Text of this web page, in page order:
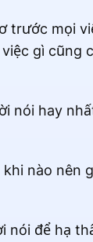
trước mọi
gì cũng
nói hay
nào nên
nói để hạ